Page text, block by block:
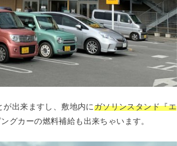
出来ますし、敷地内にガソリンスタンド『エ
グカーの燃料補給も出来ちゃいます。